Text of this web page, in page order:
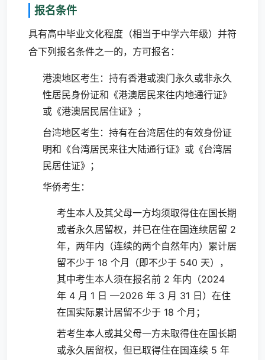
报名条件
具有高中毕业文化程度（相当于中学六年级）并符
合下列报名条件之一的，方可报名：
港澳地区考生：持有香港或澳门永久或非永久
性居民身份证和《港澳居民来往内地通行证》
或《港澳居民居住证》；
台湾地区考生：持有在台湾居住的有效身份证
明和《台湾居民来往大陆通行证》或《台湾居
民居住证》；
华侨考生：
考生本人及其父母一方均须取得住在国长期
或者永久居留权，并已在住在国连续居留 2
年，两年内（连续的两个自然年内）累计居
留不少于 18 个月（即不少于 540 天），
其中考生本人须在报名前 2 年内（2024
年 4 月 1 日 —2026 年 3 月 31 日）在住
在国实际累计居留不少于 18 个月；
若考生本人或其父母一方未取得住在国长期
或永久居留权，但已取得住在国连续 5 年